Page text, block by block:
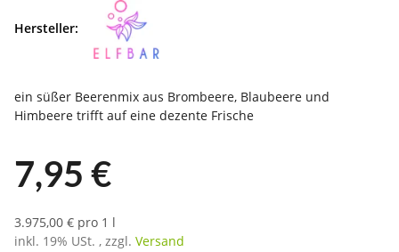
Hersteller:
ein süßer Beerenmix aus Brombeere, Blaubeere und
Himbeere trifft auf eine dezente Frische
7,95 €
3.975,00 € pro 1 l
inkl. 19% USt. , zzgl. Versand